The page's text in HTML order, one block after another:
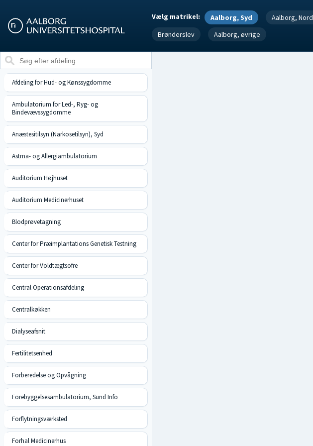
Vælg matrikel: Aalborg, Syd Aalborg, Nord
Brønderslev
Aalborg, øvrige
Afdeling for Hud- og Kønssygdomme
Ambulatorium for Led-, Ryg- og
Bindevævssygdomme
Anæstesitilsyn (Narkosetilsyn), Syd
Astma- og Allergiambulatorium
Auditorium Højhuset
Auditorium Medicinerhuset
Blodprøvetagning
Center for Præimplantations Genetisk Testning
Center for Voldtægtsofre
Central Operationsafdeling
Centralkøkken
Dialyseafsnit
Fertilitetsenhed
Forberedelse og Opvågning
Forebyggelsesambulatorium, Sund Info
Forflytningsværksted
Forhal Medicinerhus